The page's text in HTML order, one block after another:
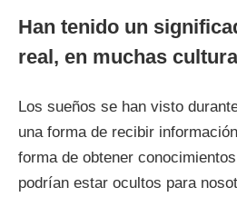
Han tenido un
real, en muchas
Los sueños se han visto
una forma de recibir
forma de obtener
podrían estar ocultos para